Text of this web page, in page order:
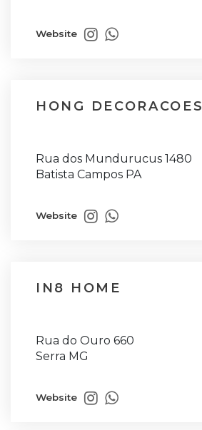
Website
HONG DECORACOES
Rua dos Mundurucus 1480
Batista Campos PA
Website
IN8 HOME
Rua do Ouro 660
Serra MG
Website